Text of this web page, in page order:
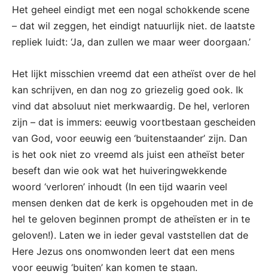
Het geheel eindigt met een nogal schokkende scene
– dat wil zeggen, het eindigt natuurlijk niet. de laatste
repliek luidt: ‘Ja, dan zullen we maar weer doorgaan.’
Het lijkt misschien vreemd dat een atheïst over de hel
kan schrijven, en dan nog zo griezelig goed ook. Ik
vind dat absoluut niet merkwaardig. De hel, verloren
zijn – dat is immers: eeuwig voortbestaan gescheiden
van God, voor eeuwig een ‘buitenstaander’ zijn. Dan
is het ook niet zo vreemd als juist een atheïst beter
beseft dan wie ook wat het huiveringwekkende
woord ‘verloren’ inhoudt (In een tijd waarin veel
mensen denken dat de kerk is opgehouden met in de
hel te geloven beginnen prompt de atheïsten er in te
geloven!). Laten we in ieder geval vaststellen dat de
Here Jezus ons onomwonden leert dat een mens
voor eeuwig ‘buiten’ kan komen te staan.